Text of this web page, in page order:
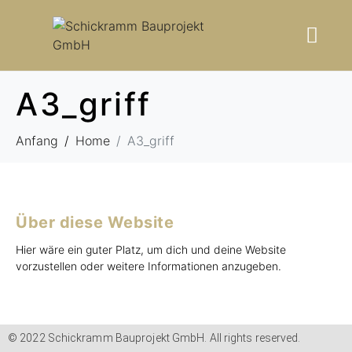
A3_griff
Anfang Home A3_griff
Über diese Website
Hier wäre ein guter Platz, um dich und deine Website
vorzustellen oder weitere Informationen anzugeben.
© 2022 Schickramm Bauprojekt GmbH. All rights reserved.